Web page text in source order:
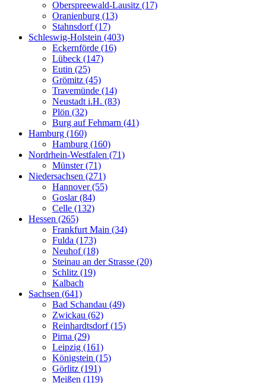
Oberspreewald-Lausitz (17)
Oranienburg (13)
Stahnsdorf (17)
Schleswig-Holstein (403)
Eckernförde (16)
Lübeck (147)
Eutin (25)
Grömitz (45)
Travemünde (14)
Neustadt i.H. (83)
Plön (32)
Burg auf Fehmarn (41)
Hamburg (160)
Hamburg (160)
Nordrhein-Westfalen (71)
Münster (71)
Niedersachsen (271)
Hannover (55)
Goslar (84)
Celle (132)
Hessen (265)
Frankfurt Main (34)
Fulda (173)
Neuhof (18)
Steinau an der Strasse (20)
Schlitz (19)
Kalbach
Sachsen (641)
Bad Schandau (49)
Zwickau (62)
Reinhardtsdorf (15)
Pirna (29)
Leipzig (161)
Königstein (15)
Görlitz (191)
Meißen (119)